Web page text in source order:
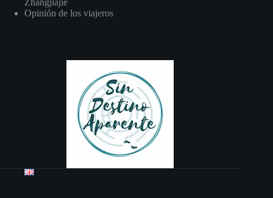
Zhangjiajie
Opinión de los viajeros